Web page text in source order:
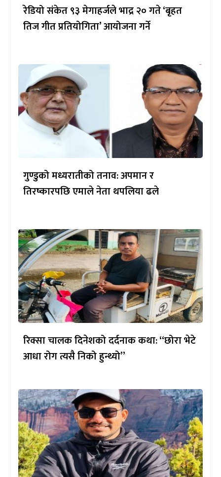
रेडियो संकेत ९३ मेगाहर्जले भाद्र २० गते ‘बृहत
तिज गीत प्रतियोगिता’ आयोजना गर्ने
गुण्डुको मध्यरातीको तनाव: अपमान र
तिरष्कारपछि एमाले नेता थपलिया ढले
रिक्सा चालक दिनेशको दर्दनाक कथा: “छोरा भेटे
आधा रोग त्यसै निको हुन्थ्यो”